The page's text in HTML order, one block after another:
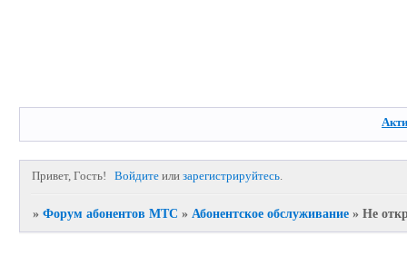
Привет, Гость! Войдите илизарегистрируйтесь.
»Форум абонентов МТС » Абонентское обслуживание »Не